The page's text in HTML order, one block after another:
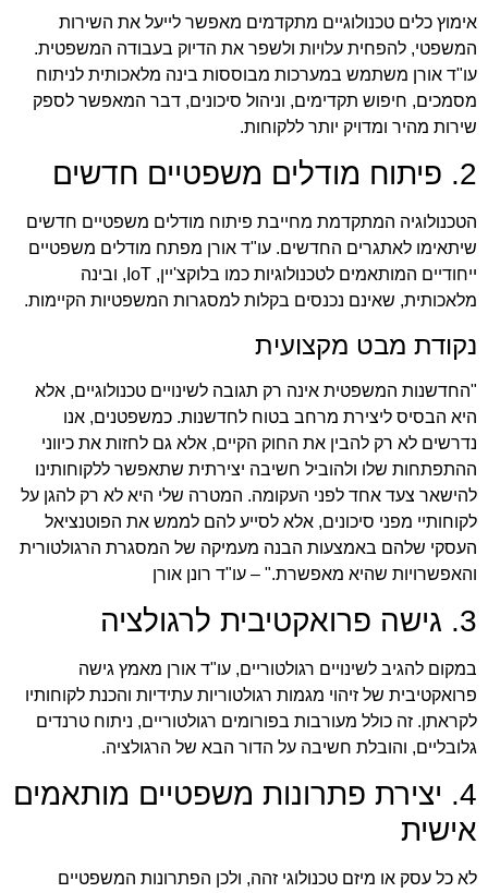
אימוץ כלים טכנולוגיים מתקדמים מאפשר לייעל את השירות
המשפטי, להפחית עלויות ולשפר את הדיוק בעבודה המשפטית.
עו"ד אורן משתמש במערכות מבוססות בינה מלאכותית לניתוח
מסמכים, חיפוש תקדימים, וניהול סיכונים, דבר המאפשר לספק
שירות מהיר ומדויק יותר ללקוחות.
2. פיתוח מודלים משפטיים חדשים
הטכנולוגיה המתקדמת מחייבת פיתוח מודלים משפטיים חדשים
שיתאימו לאתגרים החדשים. עו"ד אורן מפתח מודלים משפטיים
ייחודיים המותאמים לטכנולוגיות כמו בלוקצ'יין, IoT, ובינה
מלאכותית, שאינם נכנסים בקלות למסגרות המשפטיות הקיימות.
נקודת מבט מקצועית
"החדשנות המשפטית אינה רק תגובה לשינויים טכנולוגיים, אלא
היא הבסיס ליצירת מרחב בטוח לחדשנות. כמשפטנים, אנו
נדרשים לא רק להבין את החוק הקיים, אלא גם לחזות את כיווני
ההתפתחות שלו ולהוביל חשיבה יצירתית שתאפשר ללקוחותינו
להישאר צעד אחד לפני העקומה. המטרה שלי היא לא רק להגן על
לקוחותיי מפני סיכונים, אלא לסייע להם לממש את הפוטנציאל
העסקי שלהם באמצעות הבנה מעמיקה של המסגרת הרגולטורית
והאפשרויות שהיא מאפשרת." – עו"ד רונן אורן
3. גישה פרואקטיבית לרגולציה
במקום להגיב לשינויים רגולטוריים, עו"ד אורן מאמץ גישה
פרואקטיבית של זיהוי מגמות רגולטוריות עתידיות והכנת לקוחותיו
לקראתן. זה כולל מעורבות בפורומים רגולטוריים, ניתוח טרנדים
גלובליים, והובלת חשיבה על הדור הבא של הרגולציה.
4. יצירת פתרונות משפטיים מותאמים
אישית
לא כל עסק או מיזם טכנולוגי זהה, ולכן הפתרונות המשפטיים